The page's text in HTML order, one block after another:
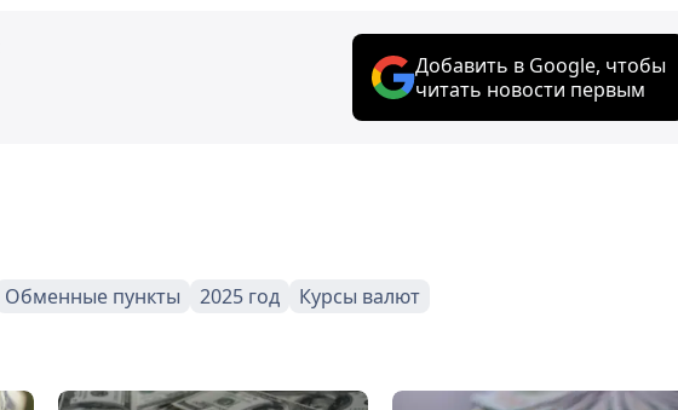
Добавить в Google, чтобы
читать новости первым
Обменные пункты 2025 год Курсы валют